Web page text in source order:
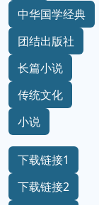
中华国学经典
团结出版社
长篇小说
传统文化
小说
下载链接1
下载链接2